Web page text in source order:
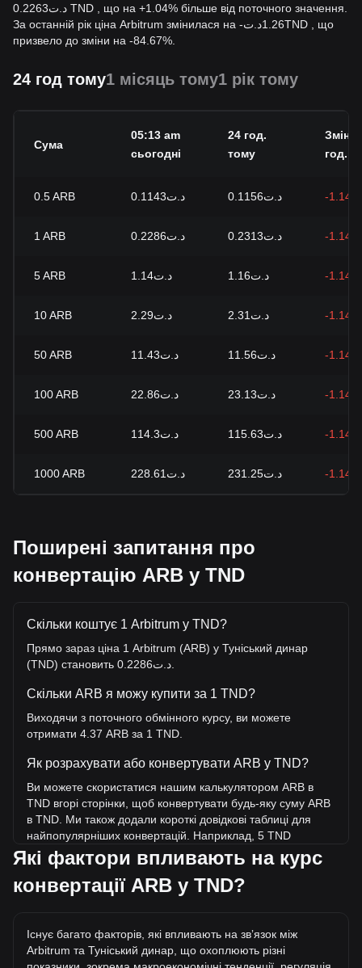
د.ت0.2263 TND , що на +1.04% більше від поточного значення.
За останній рік ціна Arbitrum змінилася на -د.ت1.26TND , що
призвело до зміни на -84.67%.
24 год тому1 місяць тому1 рік тому
Сума
05:13 am
сьогодні
24 год.
тому
Зміна
год.
0.5ARB د.ت0.1143 د.ت0.1156 -1.14%
1 ARB د.ت0.2286 د.ت0.2313 -1.14%
5ARB د.ت1.14 د.ت1.16 -1.14%
10ARB د.ت2.29 د.ت2.31 -1.14%
50ARB د.ت11.43 د.ت11.56 -1.14%
100ARB د.ت22.86 د.ت23.13 -1.14%
500ARB د.ت114.3 د.ت115.63 -1.14%
1000ARB د.ت228.61 د.ت231.25 -1.14%
Поширені запитання про
конвертацію ARB у TND
Скільки коштує 1 Arbitrum у TND?
Прямо зараз ціна 1 Arbitrum (ARB) у Туніський динар
Скільки ARB я можу купити за 1 TND?
Виходячи з поточного обмінного курсу, ви можете
отримати 4.37 ARB за 1 TND.
Як розрахувати або конвертувати ARB у TND?
Ви можете скористатися нашим калькулятором ARB в
TND вгорі сторінки, щоб конвертувати будь-яку суму ARB
в TND. Ми також додали короткі довідкові таблиці для
найпопулярніших конвертацій. Наприклад, 5 TND
еквівалентні 21.87 ARB, а 5 ARB коштуватимуть близько
1.14TND.
Яка найвища ціна ARB/TND в історії?
د.ت35.26. Ще невідомо, чи перевищить вартість 1 ARB у
TND поточний історичний максимум.
Які фактори впливають на курс
конвертації ARB у TND?
Існує багато факторів, які впливають на звʼязок між
Arbitrum та Туніський динар, що охоплюють різні